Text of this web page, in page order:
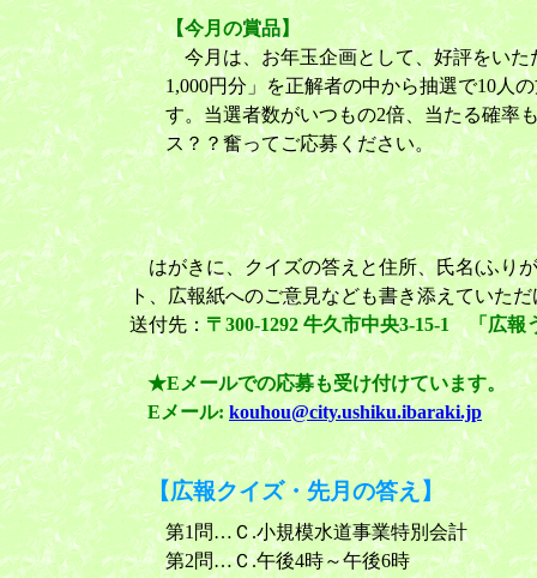
【今月の賞品】
今月は、お年玉企画として、好評をいた
1,000円分」を正解者の中から抽選で10人
す。当選者数がいつもの2倍、当たる確率
ス？？奮ってご応募ください。
はがきに、クイズの答えと住所、氏名(ふり
ト、広報紙へのご意見なども書き添えていた
送付先：〒300-1292 牛久市中央3-15-1 「広報
★Eメールでの応募も受け付けています。
Eメール:kouhou@city.ushiku.ibaraki.jp
【広報クイズ・先月の答え】
第1問…Ｃ.小規模水道事業特別会計
第2問…Ｃ.午後4時～午後6時